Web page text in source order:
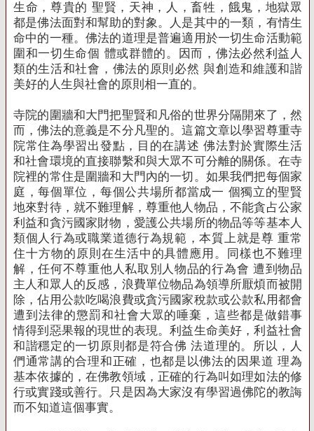
生命，尊貴的 聖賢，天神，人，畜牲，餓鬼，地獄眾
都是佛法面對和幫助的對象。
人是其中的一類，有情生
命中的一種。佛法的道理是普遍適用於一切生命活動範
圍和一切生命個 體或群體的。
因而，佛法必然利益人
類的生活和社會，佛法的原則必然 與創造和維護和諧
美好的人生與社會的原則相一直的。
寺院的圍牆和大門把聖賢和凡俗的世界分隔開來了，然
而，佛法的意義是不分凡聖的。這篇文章以學習尊重寺
院常住為學習出發點，目的在講述 佛法對於實際生活
和社會環境的直接聯繫和與大眾不可分離的關係。 在寺
院裡的常住是圍牆和大門內的一切。 如果我們把每個家
庭，每個單位，每個公共場所都當成一 個獨立的聖賢
地來對待，就不難理解，尊重他人物品，不能貪占公家
利益和貪污國家財物，愛護公共場所的物品等等基本人
類個人行為或職業道德行為規範，本質上就是尊 重常
住十方物的原則在生活中的具體應用。 同樣也不難理
解，任何不尊重他人私取別人物品的行為會 遭到物品
主人和眾人的反感，浪費單位物品為領導所厭煩而被開
除，佔用公款吃喝浪費或貪污國家稅款或公款私用都會
遭到法律的懲罰和社會大眾的唾棄，這些都是做錯事
情得到惡果報的現世的表現。利益生命美好，利益社會
和諧穩定的一切原則都是符合佛 法道理的。 所以，人
們通常講的合理和正確，也都是以佛法的因果道 理為
基本依據的，在佛教領域，正確的行為叫如理如法的修
行或實踐或善行。 只是因為大家沒有學習過佛陀的教誨
而不知道這個事實。